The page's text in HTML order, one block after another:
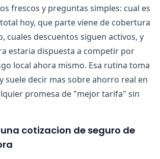
frescos y preguntas simples: cual es
hoy, que parte viene de cobertura
cuales descuentos siguen activos, y
estaria dispuesta a competir por
local ahora mismo. Esa rutina toma
suele decir mas sobre ahorro real en
promesa de "mejor tarifa" sin
cotizacion de seguro de